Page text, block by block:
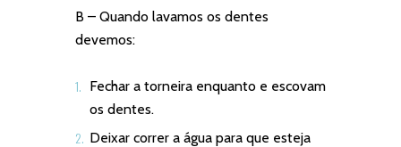
B – Quando lavamos os dentes
devemos:
Fechar a torneira enquanto e escovam
os dentes.
Deixar correr a água para que esteja